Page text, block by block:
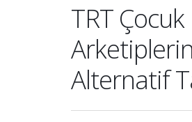
TRT
Alternatif